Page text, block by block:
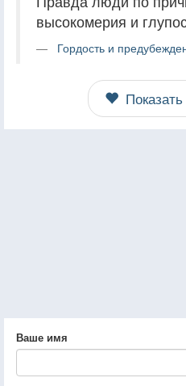
высокомерия и
Гордость и
Ваше имя